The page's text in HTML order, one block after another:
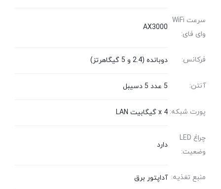
سرعت WiFi
وای فای:
AX3000
فرکانس: دوبانده (2.4 و 5 گیگاهرتز)
آنتن: 5 عدد 5 دسیبل
پورت شبکه: 4 x گیگابیت LAN
چراغ LED
وضعیت:
دارد
منبع تغذیه: آداپتور برق